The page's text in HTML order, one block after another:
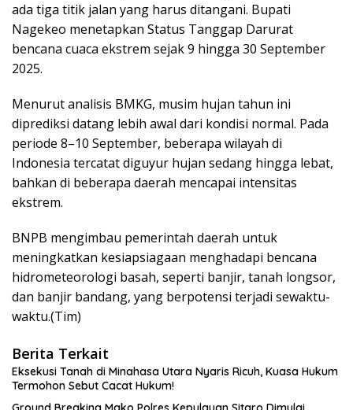
ada tiga titik jalan yang harus ditangani. Bupati
Nagekeo menetapkan Status Tanggap Darurat
bencana cuaca ekstrem sejak 9 hingga 30 September
2025.
Menurut analisis BMKG, musim hujan tahun ini
diprediksi datang lebih awal dari kondisi normal. Pada
periode 8–10 September, beberapa wilayah di
Indonesia tercatat diguyur hujan sedang hingga lebat,
bahkan di beberapa daerah mencapai intensitas
ekstrem.
BNPB mengimbau pemerintah daerah untuk
meningkatkan kesiapsiagaan menghadapi bencana
hidrometeorologi basah, seperti banjir, tanah longsor,
dan banjir bandang, yang berpotensi terjadi sewaktu-
waktu.(Tim)
Berita Terkait
Eksekusi Tanah di Minahasa Utara Nyaris Ricuh, Kuasa Hukum
Termohon Sebut Cacat Hukum!